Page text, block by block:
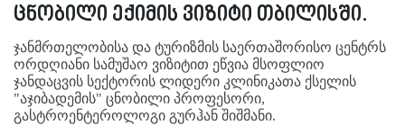
ცნობილი ექიმის ვიზიტი თბილისში.
ჯანმრთელობისა და ტურიზმის საერთაშორისო ცენტრს
ორდღიანი სამუშაო ვიზიტით ეწვია მსოფლიო
ჯანდაცვის სექტორის ლიდერი კლინიკათა ქსელის
"აჯიბადემის" ცნობილი პროფესორი,
გასტროენტეროლოგი გურჰან შიშმანი.